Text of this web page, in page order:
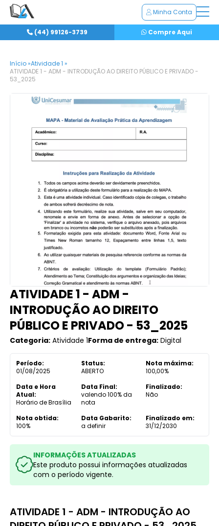
Minha Conta
(44) 99126-3739 Compre Aqui
Início »Atividade 1 »
ATIVIDADE 1 - ADM - INTRODUÇÃO AO DIREITO PÚBLICO E PRIVADO -
53_2025
ATIVIDADE 1 - ADM -
INTRODUÇÃO AO DIREITO
PÚBLICO E PRIVADO - 53_2025
Categoria: Atividade 1Forma de entrega: Digital
Período:
01/08/2025
Status:
ABERTO
Nota máxima:
100,00%
Data e Hora
Atual:
Horário de Brasília
Data Final:
valendo 100% da
nota
Finalizado:
Não
Nota obtida:
100%
Data Gabarito:
a definir
Finalizado em:
31/12/2030
INFORMAÇÕES ATUALIZADAS
Este produto possui informações atualizadas
com o período vigente.
ATIVIDADE 1 - ADM - INTRODUÇÃO AO